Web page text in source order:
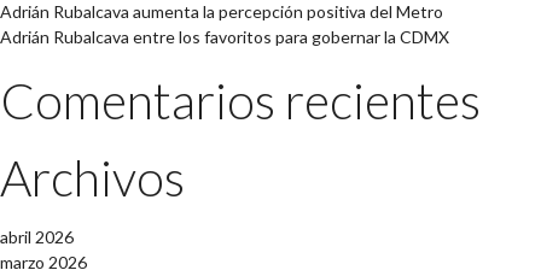
Adrián Rubalcava aumenta la percepción positiva del Metro
Adrián Rubalcava entre los favoritos para gobernar la CDMX
Comentarios recientes
Archivos
abril 2026
marzo 2026